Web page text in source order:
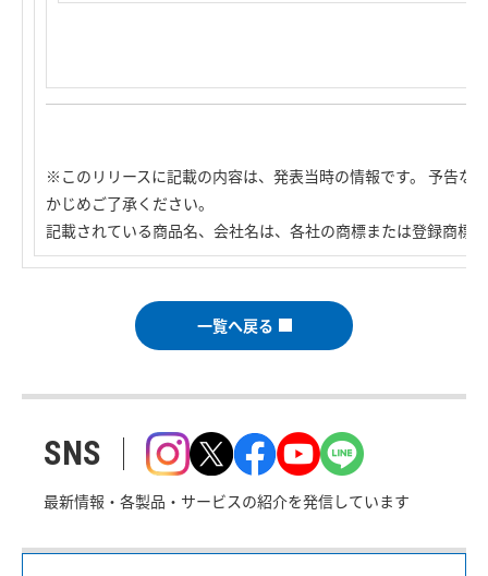
※このリリースに記載の内容は、発表当時の情報です。 予告な
かじめご了承ください。
記載されている商品名、会社名は、各社の商標または登録商標
一覧へ戻る
SNS
最新情報・各製品・サービスの紹介を発信しています